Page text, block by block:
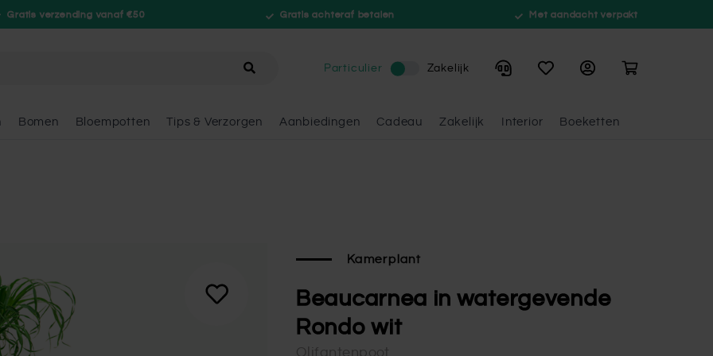
Gratis verzending vanaf €50 Gratis achteraf betalen Met aandacht verpakt
Bomen Bloempotten Tips & Verzorgen Aanbiedingen Cadeau Zakelijk Interior Boeketten
Particulier Zakelijk Winkelwagen
Kamerplant
Beaucarnea in watergevende
Rondo wit
Olifantenpoot